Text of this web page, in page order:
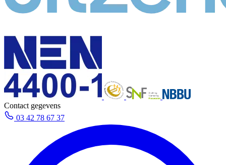
Contact gegevens
03 42 78 67 37